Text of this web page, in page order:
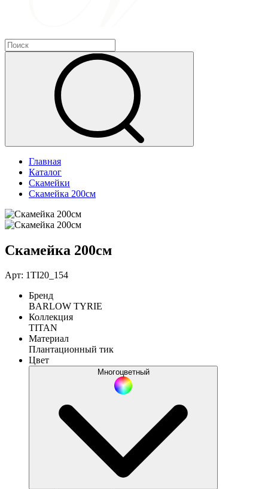
Главная
Каталог
Скамейки
Скамейка 200см
Скамейка 200см
Арт: 1TI20_154
Бренд
BARLOW TYRIE
Коллекция
TITAN
Материал
Плантационный тик
Цвет
Многоцветный